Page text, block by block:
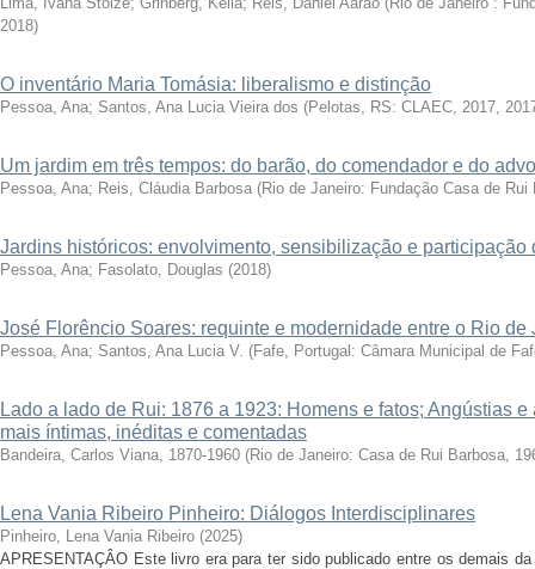
2018)
O inventário Maria Tomásia: liberalismo e distinção
Pessoa, Ana; Santos, Ana Lucia Vieira dos (Pelotas, RS: CLAEC, 2017,
Um jardim em três tempos: do barão, do comendador e do
Pessoa, Ana; Reis, Cláudia Barbosa (Rio de Janeiro: Fundação Casa de Rui
Jardins históricos: envolvimento, sensibilização e participação
Pessoa, Ana; Fasolato, Douglas (2018)
José Florêncio Soares: requinte e modernidade entre o Rio de
Pessoa, Ana; Santos, Ana Lucia V. (Fafe, Portugal: Câmara Municipal de
Lado a lado de Rui: 1876 a 1923: Homens e fatos; Angústias
mais íntimas, inéditas e comentadas
Bandeira, Carlos Viana, 1870-1960 (Rio de Janeiro: Casa de Rui Barbosa,
Lena Vania Ribeiro Pinheiro: Diálogos Interdisciplinares
Pinheiro, Lena Vania Ribeiro (2025)
APRESENTAÇÂO Este livro era para ter sido publicado entre os demais